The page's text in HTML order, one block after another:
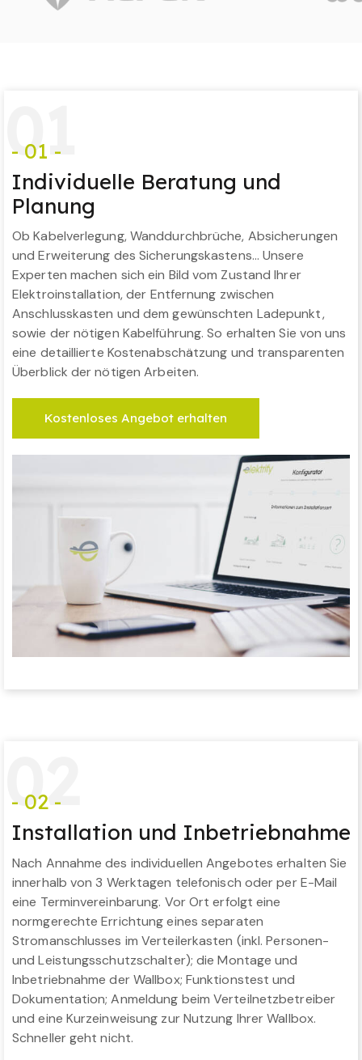
01
- 01 -
Individuelle Beratung und
Planung
Ob Kabelverlegung, Wanddurchbrüche, Absicherungen
und Erweiterung des Sicherungskastens… Unsere
Experten machen sich ein Bild vom Zustand Ihrer
Elektroinstallation, der Entfernung zwischen
Anschlusskasten und dem gewünschten Ladepunkt,
sowie der nötigen Kabelführung. So erhalten Sie von uns
eine detaillierte Kostenabschätzung und transparenten
Überblick der nötigen Arbeiten.
Kostenloses Angebot erhalten
02
- 02 -
Installation und Inbetriebnahme
Nach Annahme des individuellen Angebotes erhalten Sie
innerhalb von 3 Werktagen telefonisch oder per E-Mail
eine Terminvereinbarung. Vor Ort erfolgt eine
normgerechte Errichtung eines separaten
Stromanschlusses im Verteilerkasten (inkl. Personen-
und Leistungsschutzschalter); die Montage und
Inbetriebnahme der Wallbox; Funktionstest und
Dokumentation; Anmeldung beim Verteilnetzbetreiber
und eine Kurzeinweisung zur Nutzung Ihrer Wallbox.
Schneller geht nicht.